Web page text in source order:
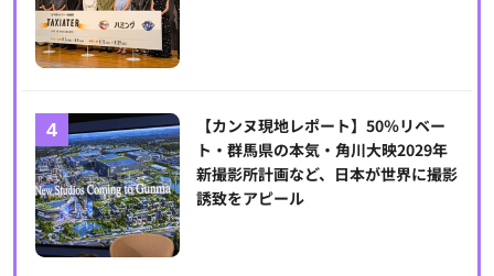
【カンヌ現地レポート】50％リベー
ト・群馬県の本気・角川大映2029年
新撮影所計画など、日本が世界に撮影
誘致をアピール